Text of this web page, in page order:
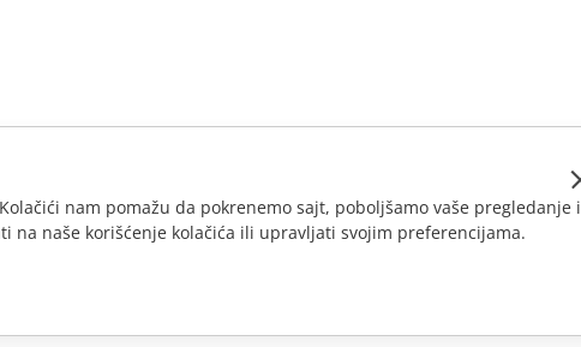
nam pomažu da pokrenemo sajt, poboljšamo vaše pregledanje i
naše korišćenje kolačića ili upravljati svojim preferencijama.